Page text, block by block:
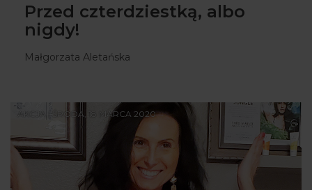
Przed czterdziestką, albo
nigdy!
Małgorzata Aletańska
AKCJA | ŚRODA, 18 MARCA 2020